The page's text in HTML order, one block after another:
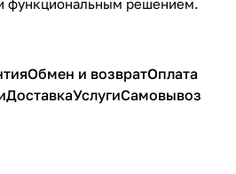
функциональным решением.
Обмен и возвратОплата
ДоставкаУслугиСамовывоз